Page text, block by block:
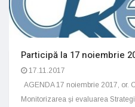
Participă la 17 noiembrie
17.11.2017
AGENDA 17 noiembrie 2017, or.
Monitorizarea și evaluarea